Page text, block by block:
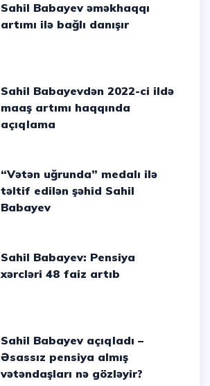
Sahil Babayev əməkhaqqı
artımı ilə bağlı danışır
Sahil Babayevdən 2022-ci ildə
maaş artımı haqqında
açıqlama
“Vətən uğrunda” medalı ilə
təltif edilən şəhid Sahil
Babayev
Sahil Babayev: Pensiya
xərcləri 48 faiz artıb
Sahil Babayev açıqladı –
Əsassız pensiya almış
vətəndaşları nə gözləyir?